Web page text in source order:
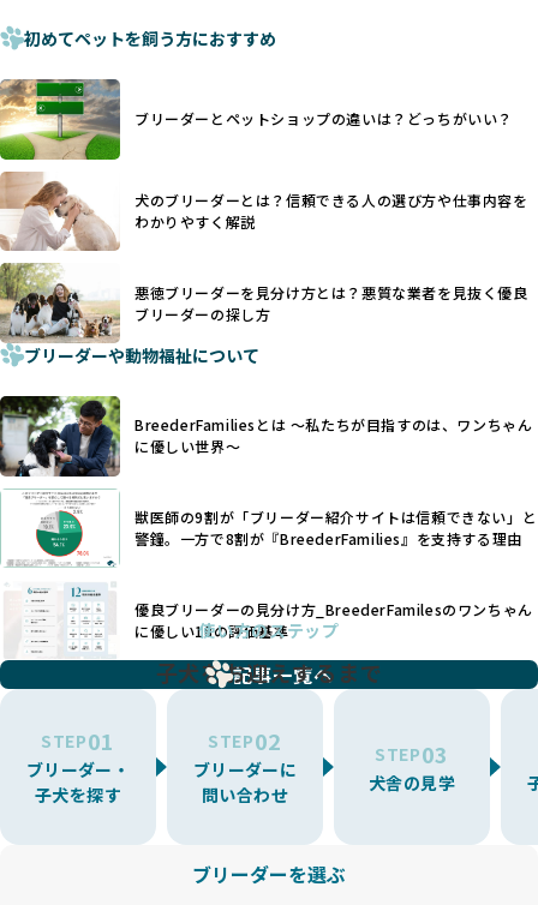
少なくなく、消費者にとって選択の判断が難しい現状があり
さらに、書類審査のみで掲載が許可されるサイトが多く、実
際の飼育環境やブリーダーの姿勢が見えにくい点も課題で
す。こうしたサイトでは、ブリーダーが記載する情報が主で
あり、実際の現場や日々のケアの状況がわからないため、営
利優先の「悪徳ブリーダー」が含まれるリスクが高まりま
す。
BreederFamiliesでは、ワンちゃんを大切にする「優良ブリ
ーダー」のみを紹介するために、法令を超えた独自の基準を
設け、ブリーダーの理念や飼育環境の厳格なチェックを行っ
ています。
一部の営利優先のブリーディングでは、母犬の出産負担を考
えずに大量繁殖が行われ、親犬が心身ともに疲弊するケース
が見られます。さらに、コストカットのために食事を減らし
たり、栄養のない食事を与える、適切な健康管理が行われな
いなど、ワンちゃんの健康と福祉が犠牲にされることも少な
くありません。
また、健康リスクが予測しづらいミックス犬の繁殖や、愛情
が行き届かない多頭飼育等も問題です。これらのブリーディ
ング手法は、ワンちゃんの福祉を無視し、利益のみを追求す
るブリーダーによるものが多く、消費者にとっても深刻な課
題となっています。
BreederFamiliesでは、こうしたワンちゃんに優しくないブ
リーディングをなくすため、すべてのワンちゃんを家族のよ
うに大切に飼育・繁殖を行っている「優良ブリーダー」のみ
BreederFamiliesでは、アニマルウェルフェアを最優先に考
えた6つの絶対基準と12の総合基準を設定しています。これに
ことを徹底しています。
BreederFamiliesでは、以下の6項目を必須条件とし、これら
手段でもあるため、切断されることで他の犬や人間との意思
ヨーロッパ諸国ではこうした処置が禁止されている一方で、
日本ではいまだ行われる場合があります。
優良ブリーダーは動物福祉を優先し、ワンちゃんの自然な姿
を大切にするため断尾・断耳を行いません。
一方、営利優先ブリーダーでは「見た目が良く売れやすい」
ことを理由に断尾や断耳を行うことがあり、中には麻酔なし
で処置するケースも見受けられます。
「耳やしっぽを切らない」詳細はこちら
犬種ごとに異なる健康リスクや育て方のポイントを理解し、
適切に対応するためには、深い知識と豊富な経験が欠かせま
せん。現在、犬種は200種類以上あり、それぞれに特有の健康
たとえば、パグは呼吸器系のトラブルを抱えやすく、ラブラ
ドール・レトリバーには股関節形成不全への注意が必要で
す。このような犬種ごとの違いを熟知し、適切なケアを提供
できるかどうかは、ブリーダーの専門性に大きく関わりま
す。
優良ブリーダーは、少数の犬種（一般的に3種以内）に絞って
繁殖を行い、各犬種の特徴を熟知しています。これにより、
犬種ごとの健康管理や繁殖において質の高いケアを提供する
ことが可能です。
一方、営利優先ブリーダーは流行や需要に応じて扱う犬種を
増やす傾向があり、犬種ごとに異なる健康問題や適切な育成
環境を十分に考慮しない場合があります。こうしたブリーダ
たりストレスを抱えたりするリスクが高まります。
「少数の犬種に集中」の詳細はこちら
すが、無計画な交配には健康リスクが伴います。異なる犬種
の特徴を持つことで予測しにくい健康問題が発生する可能性
が高く、診断や治療も複雑化する場合があります。また、ミ
初めてペットを飼う方におすすめ
ブリーダーとペットショップの違いは？どっちがいい？
犬のブリーダーとは？信頼できる人の選び方や仕事内容を
わかりやすく解説
悪徳ブリーダーを見分け方とは？悪質な業者を見抜く優良
ブリーダーの探し方
ブリーダーや動物福祉について
BreederFamiliesとは 〜私たちが目指すのは、ワンちゃん
に優しい世界〜
獣医師の9割が「ブリーダー紹介サイトは信頼できない」と
警鐘。一方で8割が『BreederFamilies』を支持する理由
優良ブリーダーの見分け方_BreederFamilesのワンちゃん
に優しい18の評価基準
記事一覧へ
使い方のステップ
子犬をお迎えするまで
STEP01
ブリーダー・
子犬を探す
STEP02
ブリーダーに
問い合わせ
STEP03
犬舎の見学
ブリーダーを選ぶ